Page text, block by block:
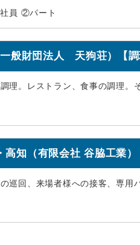
員 ②パート
般財団法人 天狗荘）【調
理。レストラン、食事の調理。
知（有限会社 谷脇工業）
巡回、来場者様への接客、専用